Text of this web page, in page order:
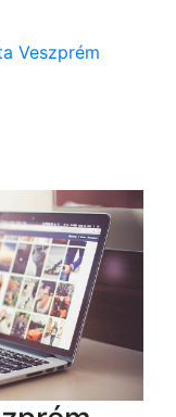
Veszprém